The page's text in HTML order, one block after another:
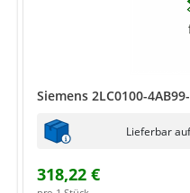
Siemens 2LC0100-
Lieferbar
318,22 €